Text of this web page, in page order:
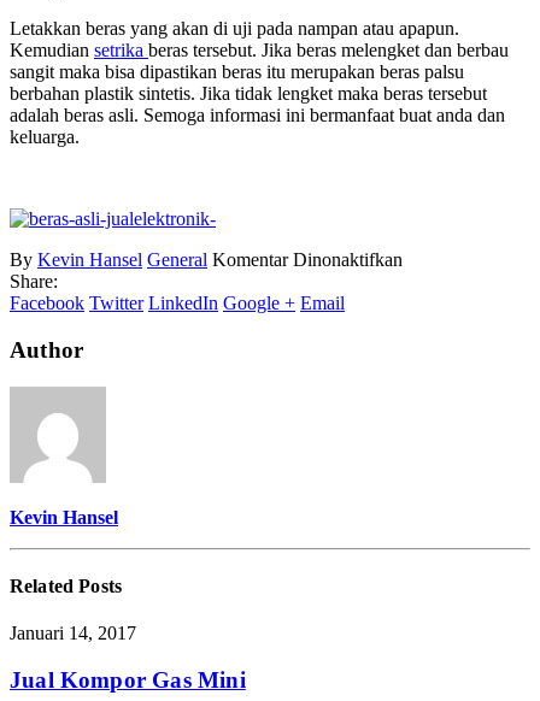
Letakkan beras yang akan di uji pada nampan atau apapun.
Kemudian setrika beras tersebut. Jika beras melengket dan berbau
sangit maka bisa dipastikan beras itu merupakan beras palsu
berbahan plastik sintetis. Jika tidak lengket maka beras tersebut
adalah beras asli. Semoga informasi ini bermanfaat buat anda dan
keluarga.
By Kevin Hansel General Komentar Dinonaktifkan
Share:
Facebook Twitter LinkedIn Google + Email
Author
Kevin Hansel
RelatedPosts
Januari 14, 2017
Jual Kompor Gas Mini